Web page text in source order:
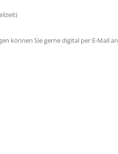
können Sie gerne digital per E-Mail an